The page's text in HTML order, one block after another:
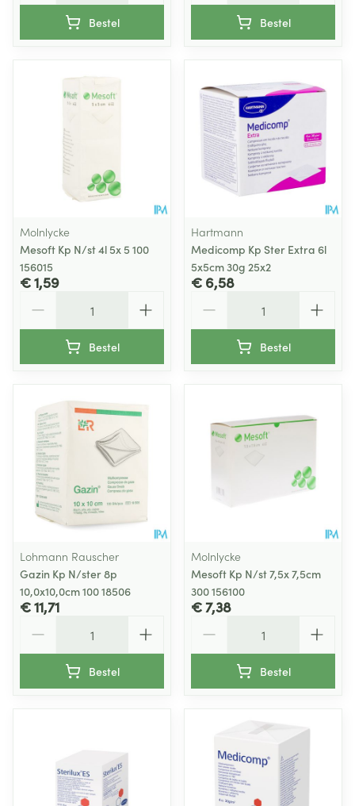
Bestel Bestel
Molnlycke
Mesoft Kp N/st 4l 5x 5 100
156015
€ 1,59
Bestel
Hartmann
Medicomp Kp Ster Extra 6l
5x5cm 30g 25x2
€ 6,58
Bestel
Lohmann Rauscher
Gazin Kp N/ster 8p
10,0x10,0cm 100 18506
€ 11,71
Bestel
Molnlycke
Mesoft Kp N/st 7,5x 7,5cm
300 156100
€ 7,38
Bestel